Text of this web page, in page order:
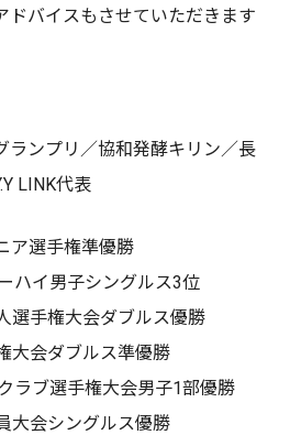
ドバイスもさせていただきます
ランプリ／協和発酵キリン／長
LINK代表
ア選手権準優勝
ハイ男子シングルス3位
選手権大会ダブルス優勝
大会ダブルス準優勝
ラブ選手権大会男子1部優勝
大会シングルス優勝